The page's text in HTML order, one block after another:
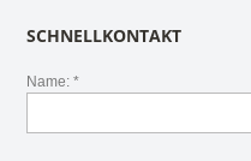
SCHNELLKONTAKT
Name: *